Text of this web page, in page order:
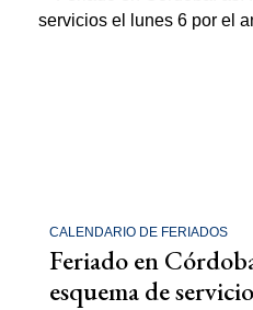
CALENDARIO DE FERIADOS
Feriado en
esquema de